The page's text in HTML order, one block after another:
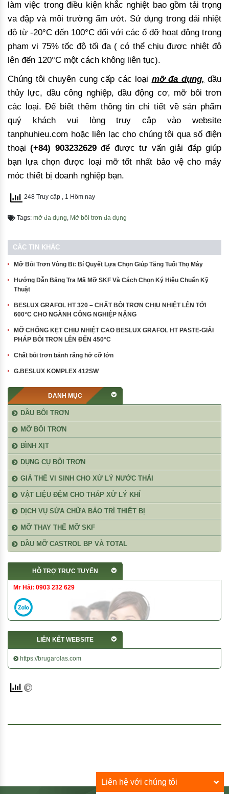
làm việc trong điều kiện khắc nghiệt bao gồm tải trọng
va đập và môi trường ẩm ướt. Sử dụng trong dải nhiệt
độ từ -20°C đến 100°C đối với các ổ đỡ hoạt động trong
phạm vi 75% tốc độ tối đa ( có thể chịu được nhiệt độ
lên đến 120°C một cách không liên tục).
Chúng tôi chuyên cung cấp các loại mỡ đa dụng, dầu
thủy lực, dầu công nghiệp, dầu động cơ, mỡ bôi trơn
các loại. Để biết thêm thông tin chi tiết về sản phẩm
quý khách vui lòng truy cập vào website
tanphuhieu.com hoặc liên lạc cho chúng tôi qua số điện
thoại(+84) 903232629để được tư vấn giải đáp giúp
bạn lựa chọn được loại mỡ tốt nhất bảo vệ cho máy
móc thiết bị doanh nghiệp bạn.
248 Truy cập , 1 Hôm nay
Tags: mỡ đa dụng Mỡ bôi trơn đa dụng
CÁC TIN KHÁC
Mỡ Bôi Trơn Vòng Bi: Bí Quyết Lựa Chọn Giúp Tăng Tuổi Thọ Máy
Hướng Dẫn Bảng Tra Mã Mỡ SKF Và Cách Chọn Ký Hiệu Chuẩn Kỹ
Thuật
BESLUX GRAFOL HT 320 – CHẤT BÔI TRƠN CHỊU NHIỆT LÊN TỚI
600°C CHO NGÀNH CÔNG NGHIỆP NẶNG
MỠ CHỐNG KẸT CHỊU NHIỆT CAO BESLUX GRAFOL HT PASTE-GIẢI
PHÁP BÔI TRƠN LÊN ĐẾN 450°C
Chất bôi trơn bánh răng hở cỡ lớn
G.BESLUX KOMPLEX 412SW
DANH MỤC
DẦU BÔI TRƠN
MỠ BÔI TRƠN
BÌNH XỊT
DỤNG CỤ BÔI TRƠN
GIÁ THỂ VI SINH CHO XỬ LÝ NƯỚC THẢI
VẬT LIỆU ĐỆM CHO THÁP XỬ LÝ KHÍ
DỊCH VỤ SỬA CHỮA BẢO TRÌ THIẾT BỊ
MỠ THAY THẾ MỠ SKF
DẦU MỠ CASTROL BP VÀ TOTAL
HỖ TRỢ TRỰC TUYẾN
Mr Hải: 0903 232 629
LIÊN KẾT WEBSITE
https://brugarolas.com
Liên hệ với chúng tôi